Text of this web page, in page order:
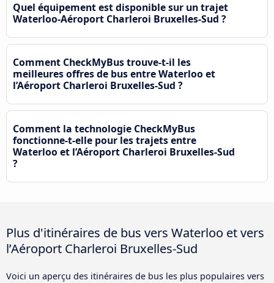
Quel équipement est disponible sur un trajet
Waterloo-Aéroport Charleroi Bruxelles-Sud ?
Comment CheckMyBus trouve-t-il les
meilleures offres de bus entre Waterloo et
l’Aéroport Charleroi Bruxelles-Sud ?
Comment la technologie CheckMyBus
fonctionne-t-elle pour les trajets entre
Waterloo et l’Aéroport Charleroi Bruxelles-Sud
?
Plus d'itinéraires de bus vers Waterloo et vers
l’Aéroport Charleroi Bruxelles-Sud
Voici un aperçu des itinéraires de bus les plus populaires vers